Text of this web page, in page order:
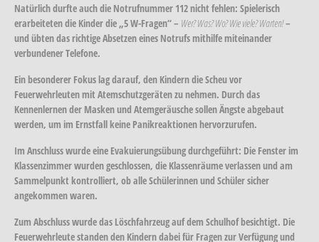
Natürlich durfte auch die Notrufnummer 112 nicht fehlen: Spielerisch
erarbeiteten die Kinder die „5 W-Fragen“ – Wer? Was? Wo? Wie viele? Warten!–
und übten das richtige Absetzen eines Notrufs mithilfe miteinander
verbundener Telefone.
Ein besonderer Fokus lag darauf, den Kindern die Scheu vor
Feuerwehrleuten mit Atemschutzgeräten zu nehmen. Durch das
Kennenlernen der Masken und Atemgeräusche sollen Ängste abgebaut
werden, um im Ernstfall keine Panikreaktionen hervorzurufen.
Im Anschluss wurde eine Evakuierungsübung durchgeführt: Die Fenster im
Klassenzimmer wurden geschlossen, die Klassenräume verlassen und am
Sammelpunkt kontrolliert, ob alle Schülerinnen und Schüler sicher
angekommen waren.
Zum Abschluss wurde das Löschfahrzeug auf dem Schulhof besichtigt. Die
Feuerwehrleute standen den Kindern dabei für Fragen zur Verfügung und